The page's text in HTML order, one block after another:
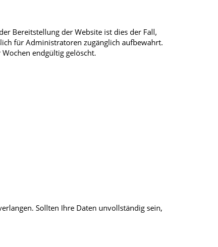
Bereitstellung der Website ist dies der Fall,
für Administratoren zugänglich aufbewahrt.
endgültig gelöscht.
Sollten Ihre Daten unvollständig sein,